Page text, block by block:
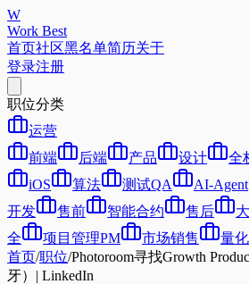
W
Work Best
首页社区黑名单简历关于
登录注册
职位分类
运营
前端
后端 产品 设计 全
iOS
算法 测试QA AI-Agent
开发
售前 智能合约 售后
全
项目管理PM 市场销售 量化
首页/职位/Photoroom寻找Growth
牙）| LinkedIn